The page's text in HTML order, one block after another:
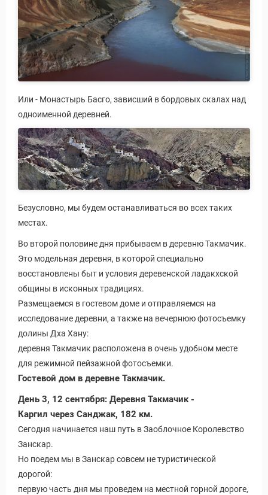
Или - Монастырь Басго, зависший в бордовых скалах над
одноименной деревней.
Безусловно, мы будем останавливаться во всех таких
местах.
Во второй половине дня прибываем в деревню Такмачик.
Это модельная деревня, в которой специально
восстановлены быт и условия деревенской ладакхской
общины в исконных традициях.
Размещаемся в гостевом доме и отправляемся на
исследование деревни, а также на вечернюю фотосъемку
долины Дха Хану:
деревня Такмачик расположена в очень удобном месте
для режимной пейзажной фотосъемки.
Гостевой дом в деревне Такмачик.
День 3, 12 сентября: Деревня Такмачик -
Каргил через Санджак, 182 км.
Сегодня начинается наш путь в Заоблочное Королевство
Занскар.
Но поедем мы в Занскар совсем не туристической
дорогой:
первую часть дня мы проведем на местной горной дороге,